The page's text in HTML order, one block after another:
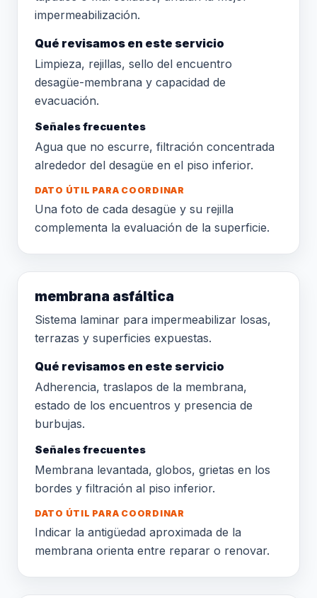
impermeabilización.
Qué revisamos en este servicio
Limpieza, rejillas, sello del encuentro
desagüe-membrana y capacidad de
evacuación.
Señales frecuentes
Agua que no escurre, filtración concentrada
alrededor del desagüe en el piso inferior.
DATO ÚTIL PARA COORDINAR
Una foto de cada desagüe y su rejilla
complementa la evaluación de la superficie.
membrana asfáltica
Sistema laminar para impermeabilizar losas,
terrazas y superficies expuestas.
Qué revisamos en este servicio
Adherencia, traslapos de la membrana,
estado de los encuentros y presencia de
burbujas.
Señales frecuentes
Membrana levantada, globos, grietas en los
bordes y filtración al piso inferior.
DATO ÚTIL PARA COORDINAR
Indicar la antigüedad aproximada de la
membrana orienta entre reparar o renovar.